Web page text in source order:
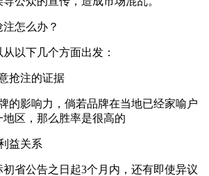
怎么办？
以下几个方面出发：
抢注的证据
的影响力，倘若品牌在当地已经家喻户
区，那么胜率是很高的
益关系
省公告之日起3个月内，还有即使异议